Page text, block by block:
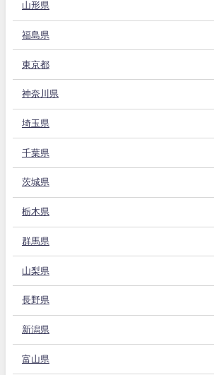
山形県
福島県
東京都
神奈川県
埼玉県
千葉県
茨城県
栃木県
群馬県
山梨県
長野県
新潟県
富山県